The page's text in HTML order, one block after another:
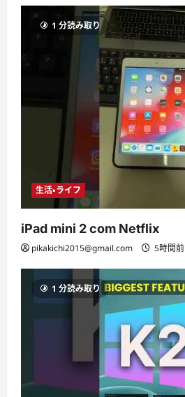
1 分読み取り
生活・ライフ
iPad mini 2 com Netflix
pikakichi2015@gmail.com 5時間前
1 分読み取り